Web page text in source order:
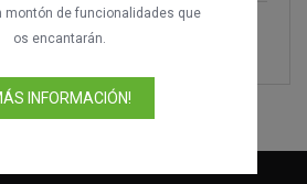
Espanyol
montón de funcionalidades que
os encantarán.
INFORMACIÓN!